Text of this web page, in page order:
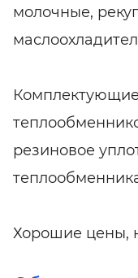
молочные,
резиновое
Хорошие цены,